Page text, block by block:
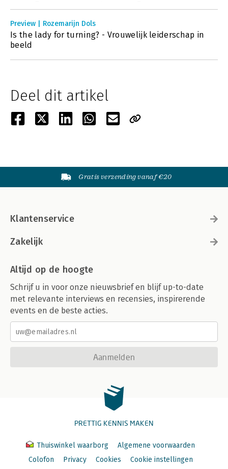
Preview | Rozemarijn Dols
Is the lady for turning? - Vrouwelijk leiderschap in
beeld
Deel dit artikel
Gratis verzending vanaf €20
Klantenservice
Zakelijk
Altijd op de hoogte
Schrijf u in voor onze nieuwsbrief en blijf up-to-date
met relevante interviews en recensies, inspirerende
events en de beste acties.
Aanmelden
PRETTIG KENNIS MAKEN
Thuiswinkel waarborg
Algemene voorwaarden
Colofon
Privacy Cookies Cookie instellingen